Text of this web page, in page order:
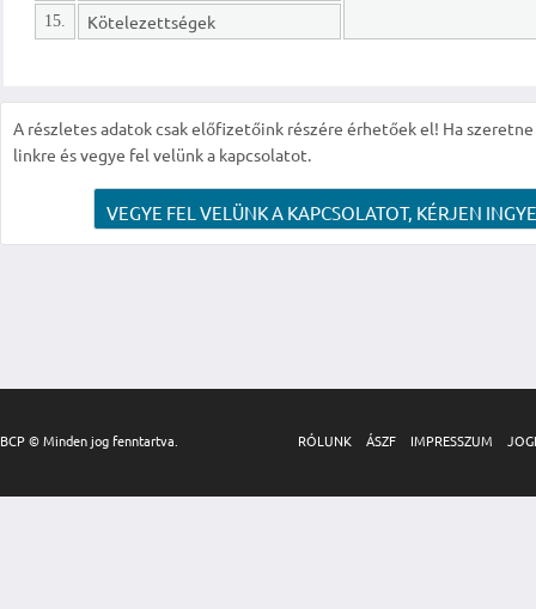
15. Kötelezettségek
A részletes adatok csak előfizetőink részére érhetőek el! Ha
linkre és vegye fel velünk a kapcsolatot.
VEGYE FEL VELÜNK A KAPCSOLATOT, KÉRJEN
BCP © Minden jog fenntartva. RÓLUNK ÁSZF IMPRESSZUM